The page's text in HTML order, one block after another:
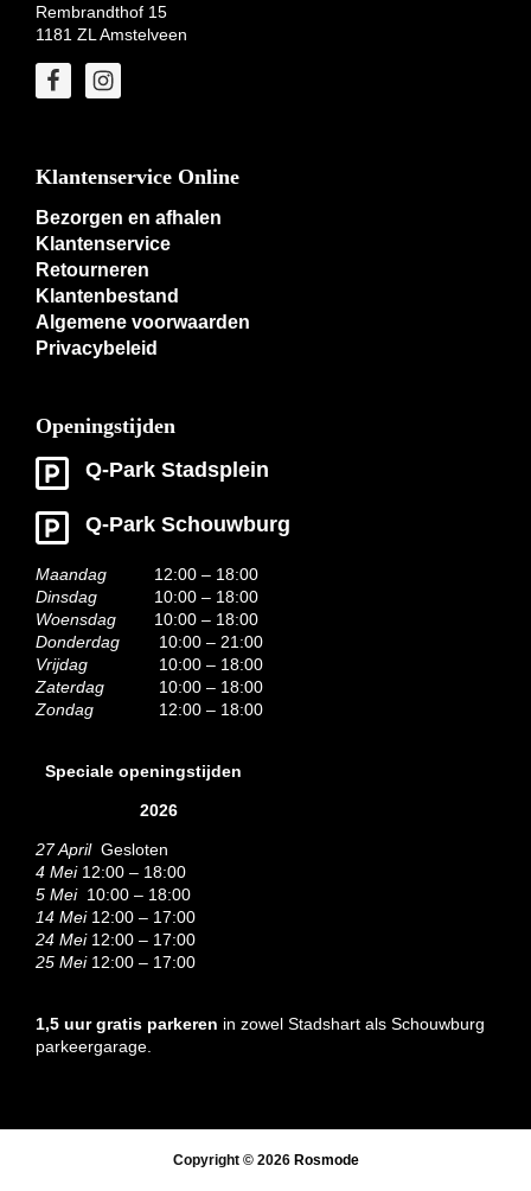
Rembrandthof 15
1181 ZL Amstelveen
Klantenservice Online
Bezorgen en afhalen
Klantenservice
Retourneren
Klantenbestand
Algemene voorwaarden
Privacybeleid
Openingstijden
Q-Park Stadsplein
Q-Park Schouwburg
Maandag
12:00 – 18:00
Dinsdag
10:00 – 18:00
Woensdag
10:00 – 18:00
Donderdag
10:00 – 21:00
Vrijdag
10:00 – 18:00
Zaterdag
10:00 – 18:00
Zondag
12:00 – 18:00
Speciale openingstijden
2026
27 AprilGesloten
4 Mei12:00 – 18:00
5 Mei10:00 – 18:00
14 Mei12:00 – 17:00
24 Mei12:00 – 17:00
25 Mei 12:00 – 17:00
1,5 uur gratis parkeren in zowel Stadshart als Schouwburg
parkeergarage.
Copyright © 2026 Rosmode